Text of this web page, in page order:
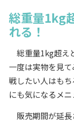
総重量1kg
れる！
総重量1kg超え
一度は実物を見
戦したい人はも
にも気になるメニ
販売期間が延長